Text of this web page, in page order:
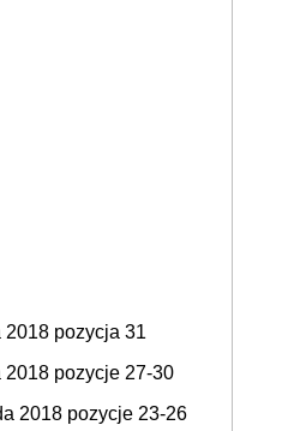
2018 pozycja 31
2018 pozycje 27-30
2018 pozycje 23-26